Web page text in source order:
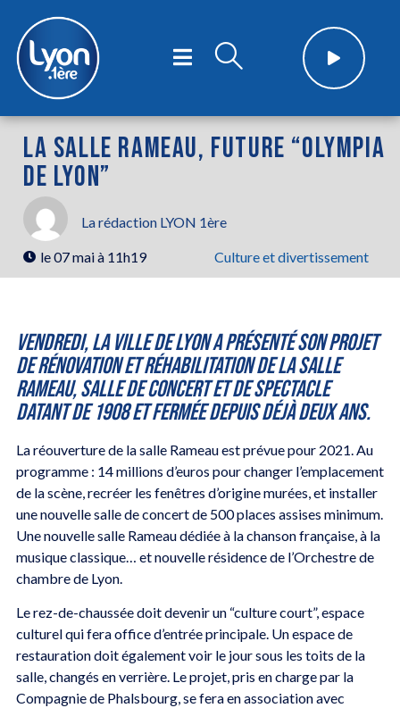
LA SALLE RAMEAU, FUTURE “OLYMPIA
DE LYON”
La rédaction LYON 1ère
le07 mai à 11h19 Culture et divertissement
Vendredi, la ville de Lyon a présenté son projet
de rénovation et réhabilitation de la salle
Rameau, salle de concert et de spectacle
datant de 1908 et fermée depuis déjà deux ans.
La réouverture de la salle Rameau est prévue pour 2021. Au
programme : 14 millions d’euros pour changer l’emplacement
de la scène, recréer les fenêtres d’origine murées, et installer
une nouvelle salle de concert de 500 places assises minimum.
Une nouvelle salle Rameau dédiée à la chanson française, à la
musique classique… et nouvelle résidence de l’Orchestre de
chambre de Lyon.
Le rez-de-chaussée doit devenir un “culture court”, espace
culturel qui fera office d’entrée principale. Un espace de
restauration doit également voir le jour sous les toits de la
salle, changés en verrière. Le projet, pris en charge par la
Compagnie de Phalsbourg, se fera en association avec